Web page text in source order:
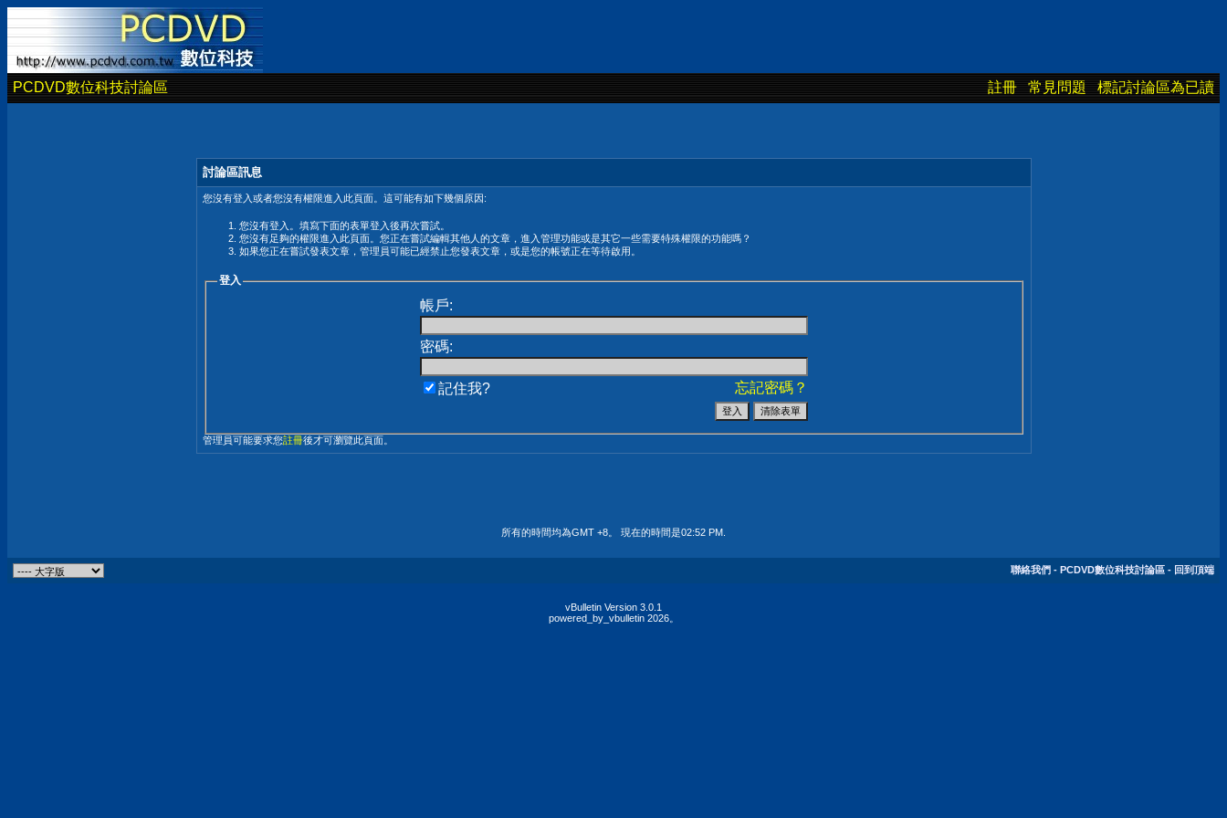
PCDVD數位科技討論區 註冊 常見問題 標記討論區為已讀
討論區訊息
您沒有登入或者您沒有權限進入此頁面。這可能有如下幾個原因:
您沒有登入。填寫下面的表單登入後再次嘗試。
您沒有足夠的權限進入此頁面。您正在嘗試編輯其他人的文章，進入管理功能或是其它一些需要特殊權限的功能嗎？
如果您正在嘗試發表文章，管理員可能已經禁止您發表文章，或是您的帳號正在等待啟用。
登入
帳戶:
密碼:
忘記密碼？
記住我?
管理員可能要求您註冊後才可瀏覽此頁面。
所有的時間均為GMT +8。 現在的時間是02:52 PM
聯絡我們 - PCDVD數位科技討論區 - 回到頂端
vBulletin Version 3.0.1
powered_by_vbulletin 2026。